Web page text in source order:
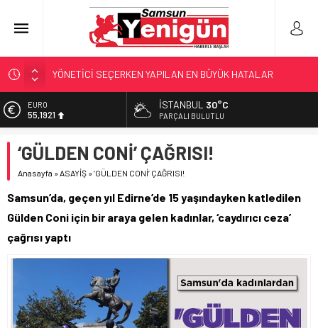
YÖNETİCİ SEÇERKEN YAPILAN EN BÜYÜK HATALAR
GERİ SAYIM BAŞLADI
SAMSUNSPOR’DA HEDEF 5’İNCİLİK!
‘BAFRA’YA YATIRIM YAPIN!’
EURO
55,1921
6.659,09
BİST
47,7155
İSTANBUL 30°C
PARÇALI BULUTLU
‘GÜLDEN CONİ’ ÇAĞRISI!
Anasayfa »ASAYİŞ »‘GÜLDEN CONİ’ ÇAĞRISI!
Samsun’da, geçen yıl Edirne’de 15 yaşındayken katledilen
Gülden Coni için bir araya gelen kadınlar, ‘caydırıcı ceza’
çağrısı yaptı